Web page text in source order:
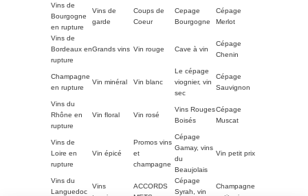
Vins de
Bourgogne
en rupture
Vins de
garde
Coups de
Coeur
Cepage
Bourgogne
Cépage
Merlot
Vins de
Bordeaux en
rupture
Grands vins Vin rouge Cave à vin
Cépage
Chenin
Champagne
en rupture
Vin minéral Vin blanc
Le cépage
viognier, vin
sec
Cépage
Sauvignon
Vins du
Rhône en
rupture
Vin floral Vin rosé
Vins Rouges
Boisés
Cépage
Muscat
Vins de
Loire en
rupture
Vin épicé
Promos vins
et
champagne
Cépage
Gamay, vins
du
Beaujolais
Vin petit prix
Vins du
Languedoc
Vins
ACCORDS
Cépage
Syrah, vin
Champagne